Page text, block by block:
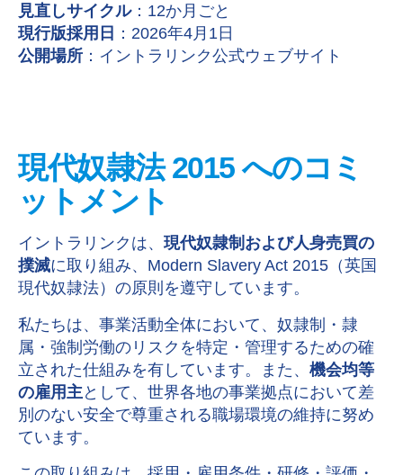
見直しサイクル：12か月ごと
現行版採用日 ：2026年4月1日
公開場所 ：イントラリンク公式ウェブサイト
現代奴隷法 2015 へのコミ
ットメント
イントラリンクは、 現代奴隷制および人身売買の
撲滅に取り組み、Modern Slavery Act 2015（英国
現代奴隷法）の原則を遵守しています。
私たちは、事業活動全体において、奴隷制・隷
属・強制労働のリスクを特定・管理するための確
立された仕組みを有しています。また、 機会均等
の雇用主として、世界各地の事業拠点において差
別のない安全で尊重される職場環境の維持に努め
ています。